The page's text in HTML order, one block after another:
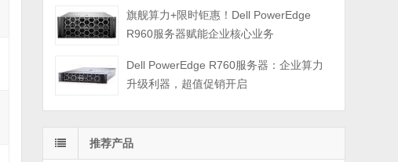
旗舰算力+限时钜惠！Dell PowerEdge
R960服务器赋能企业核心业务
Dell PowerEdge R760服务器：企业算力
升级利器，超值促销开启
推荐产品